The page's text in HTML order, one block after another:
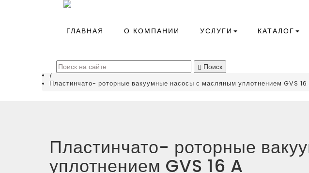
ГЛАВНАЯ
О КОМПАНИИ УСЛУГИ КАТАЛОГ
Поиск
Каталог
Пластинчато- роторные вакуумные насосы с масляным уплотнением
/
Пластинчато- роторные вакуумные насосы с масляным уплотнением GVS 16
Пластинчато- роторные
уплотнением GVS 16 A